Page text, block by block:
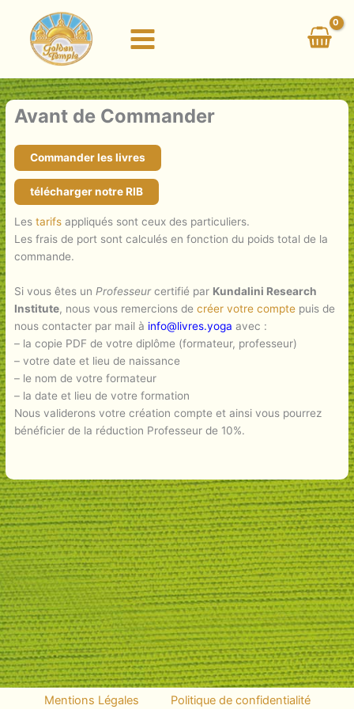
contenu
Avant de Commander
Commander les livres
télécharger notre RIB
Les tarifsappliqués sont ceux des particuliers.
Les frais de port sont calculés en fonction du poids total de la
commande.
Si vous êtes un Professeurcertifié par Kundalini Research
Institute, nous vous remercions de créer votre comptepuis de
nous contacter par mail à info@livres.yoga avec :
– la copie PDF de votre diplôme (formateur, professeur)
– votre date et lieu de naissance
– le nom de votre formateur
– la date et lieu de votre formation
Nous validerons votre création compte et ainsi vous pourrez
bénéficier de la réduction Professeur de 10%.
Mentions Légales Politique de confidentialité